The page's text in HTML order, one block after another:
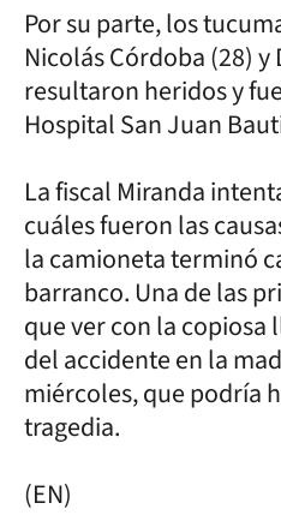
Por su parte, los
Nicolás Córdoba (28)
resultaron heridos y
Hospital San Juan
La fiscal Miranda
cuáles fueron las
la camioneta terminó
barranco. Una de las
que ver con la
del accidente en la
miércoles, que podría
tragedia.
(EN)